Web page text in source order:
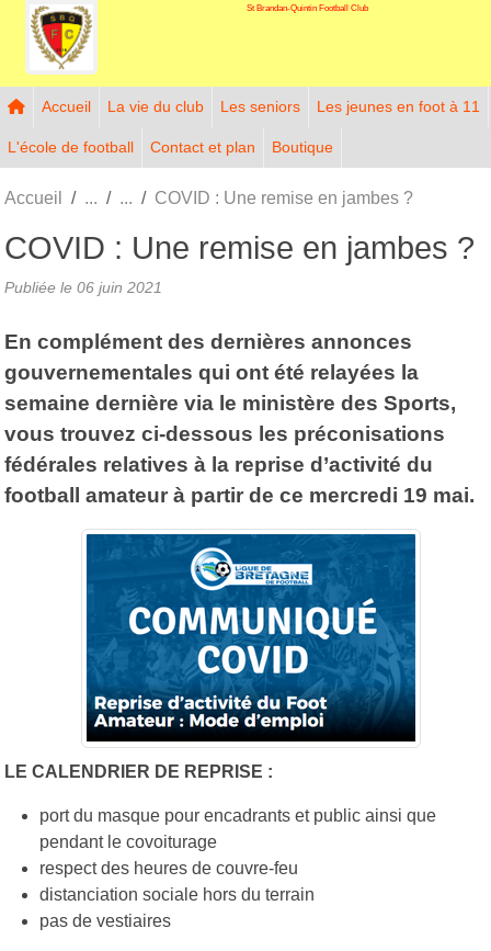
St Brandan-Quintin Football Club
Accueil La vie du club Les seniors Les jeunes en foot à 11
L'école de football Contact et plan Boutique
Accueil COVID : Une remise en jambes ?
COVID : Une remise en jambes ?
Publiée le 06 juin 2021
En complément des dernières annonces
gouvernementales qui ont été relayées la
semaine dernière via le ministère des Sports,
vous trouvez ci-dessous les préconisations
fédérales relatives à la reprise d’activité du
football amateur à partir de ce mercredi 19 mai.
LE CALENDRIER DE REPRISE :
port du masque pour encadrants et public ainsi que
pendant le covoiturage
respect des heures de couvre-feu
distanciation sociale hors du terrain
pas de vestiaires
Panneau de gestion des cookies